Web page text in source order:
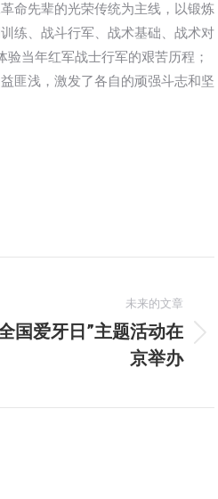
命先辈的光荣传统为主线，以锻炼
练、战斗行军、战术基础、战术对
当年红军战士行军的艰苦历程；
匪浅，激发了各自的顽强斗志和坚
未来的文章
国爱牙日”主题活动在
京举办